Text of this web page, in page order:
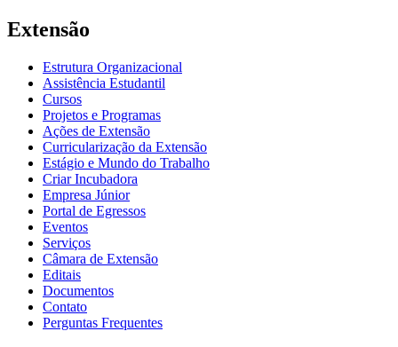
Extensão
Estrutura Organizacional
Assistência Estudantil
Cursos
Projetos e Programas
Ações de Extensão
Curricularização da Extensão
Estágio e Mundo do Trabalho
Criar Incubadora
Empresa Júnior
Portal de Egressos
Eventos
Serviços
Câmara de Extensão
Editais
Documentos
Contato
Perguntas Frequentes